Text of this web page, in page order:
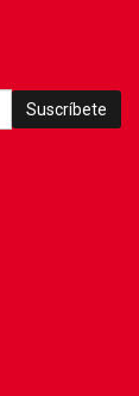
Suscríbete